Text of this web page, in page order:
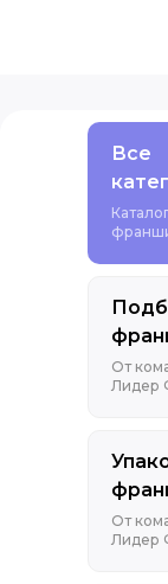
Все
От
Лидер
От
Лидер